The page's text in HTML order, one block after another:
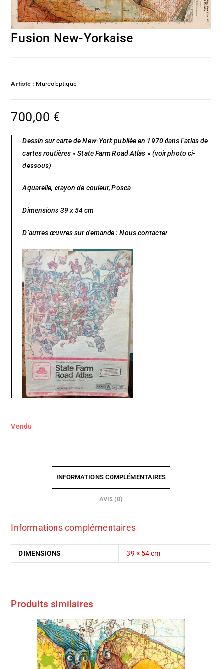
Fusion New-Yorkaise
Artiste : Marcoleptique
700,00 €
Dessin sur carte de New-York publiée en 1970 dans l’atlas de
cartes routières « State Farm Road Atlas » (voir photo ci-
dessous)
Aquarelle, crayon de couleur, Posca
Dimensions 39 x 54 cm
D’autres œuvres sur demande :Nous contacter
Vendu
INFORMATIONS COMPLÉMENTAIRES
AVIS (0)
Informations complémentaires
DIMENSIONS 39 × 54 cm
Produits similaires